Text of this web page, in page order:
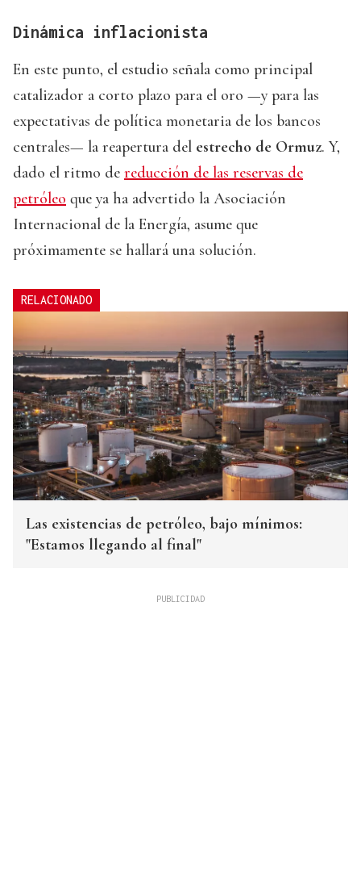
Dinámica inflacionista
En este punto, el estudio señala como principal
catalizador a corto plazo para el oro —y para las
expectativas de política monetaria de los bancos
centrales— la reapertura del estrecho de Ormuz. Y,
dado el ritmo de reducción de las reservas de
petróleo que ya ha advertido la Asociación
Internacional de la Energía, asume que
próximamente se hallará una solución.
RELACIONADO
Las existencias de petróleo, bajo mínimos:
"Estamos llegando al final"